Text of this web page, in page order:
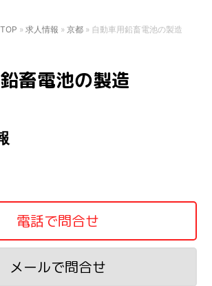
»求人情報 »京都 » 自動車用鉛畜電池の製造
畜電池の製造
電話で問合せ
メールで問合せ